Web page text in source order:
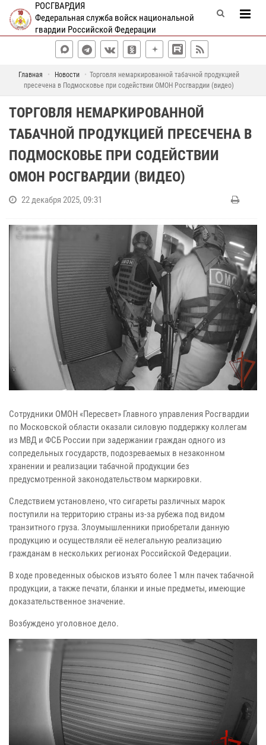
РОСГВАРДИЯ
Федеральная служба войск национальной
гвардии Российской Федерации
Главная Новости
Торговля немаркированной табачной продукцией
пресечена в Подмосковье при содействии ОМОН Росгвардии (видео)
ТОРГОВЛЯ НЕМАРКИРОВАННОЙ
ТАБАЧНОЙ ПРОДУКЦИЕЙ ПРЕСЕЧЕНА В
ПОДМОСКОВЬЕ ПРИ СОДЕЙСТВИИ
ОМОН РОСГВАРДИИ (ВИДЕО)
22 декабря 2025, 09:31
Сотрудники ОМОН «Пересвет» Главного управления Росгвардии
по Московской области оказали силовую поддержку коллегам
из МВД и ФСБ России при задержании граждан одного из
сопредельных государств, подозреваемых в незаконном
хранении и реализации табачной продукции без
предусмотренной законодательством маркировки.
Следствием установлено, что сигареты различных марок
поступили на территорию страны из-за рубежа под видом
транзитного груза. Злоумышленники приобретали данную
продукцию и осуществляли её нелегальную реализацию
гражданам в нескольких регионах Российской Федерации.
В ходе проведенных обысков изъято более 1 млн пачек табачной
продукции, а также печати, бланки и иные предметы, имеющие
доказательственное значение.
Возбуждено уголовное дело.